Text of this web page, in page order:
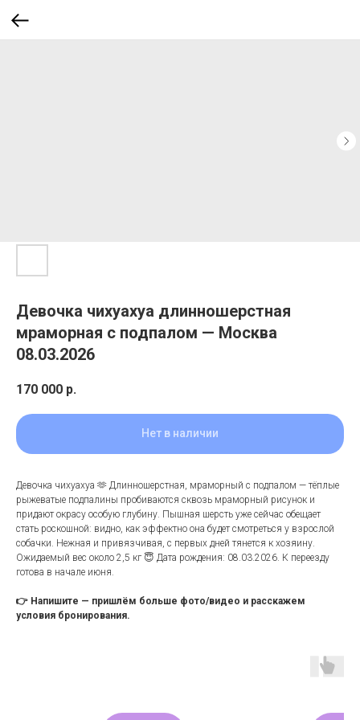
Девочка чихуахуа длинношерстная
мраморная с подпалом — Москва
08.03.2026
170 000 р.
Нет в наличии
Девочка чихуахуа 🫶 Длинношерстная, мраморный с подпалом — тёплые
рыжеватые подпалины пробиваются сквозь мраморный рисунок и
придают окрасу особую глубину. Пышная шерсть уже сейчас обещает
стать роскошной: видно, как эффектно она будет смотреться у взрослой
собачки. Нежная и привязчивая, с первых дней тянется к хозяину.
Ожидаемый вес около 2,5 кг 😇 Дата рождения: 08.03.2026. К переезду
готова в начале июня.
👉 Напишите — пришлём больше фото/видео и расскажем
условия бронирования.